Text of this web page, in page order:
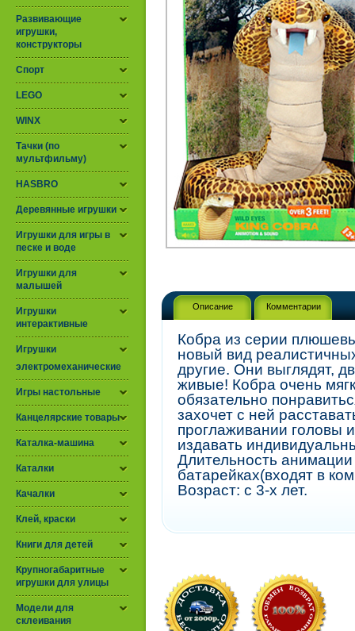
Развивающие
игрушки,
конструкторы
Спорт
LEGO
WINX
Тачки (по
мультфильму)
HASBRO
Деревянные игрушки
Игрушки для игры в
песке и воде
Игрушки для
малышей
Игрушки
интерактивные
Игрушки
электромеханические
Игры настольные
Канцелярские товары
Каталка-машина
Каталки
Качалки
Клей, краски
Книги для детей
Крупногабаритные
игрушки для улицы
Модели для
склеивания
Описание Комментарии
Кобра из серии
новый вид
другие. Они выглядят,
живые! Кобра очень
обязательно
захочет с ней
проглаживании головы
издавать
Длительность
батарейках(входят в
Возраст: с 3-х лет.